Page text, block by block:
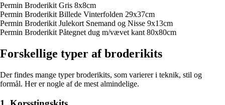
Permin Broderikit Gris 8x8cm
Permin Broderikit Billede Vinterfolden 29x37cm
Permin Broderikit Julekort Snemand og Nisse 9x13cm
Permin Broderikit Påtegnet dug m/vævet kant 80x80cm
Forskellige typer af broderikits
Der findes mange typer broderikits, som varierer i teknik, stil og
formål. Her er nogle af de mest almindelige.